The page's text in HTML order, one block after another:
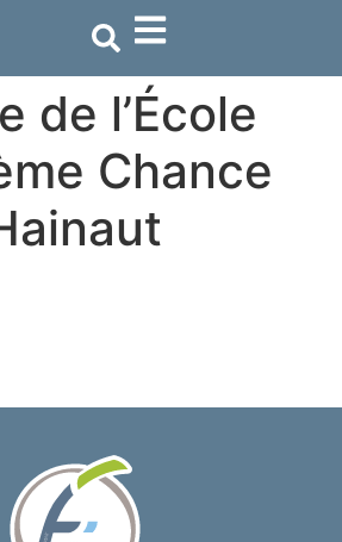
de l’École
Chance